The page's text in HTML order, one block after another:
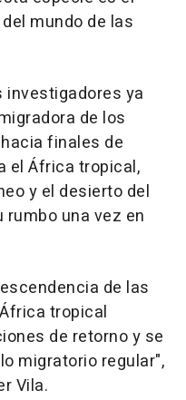
mundo de las
investigadores ya
de los
finales de
el África tropical,
y el desierto del
rumbo una vez en
de las
tropical
de retorno y se
migratorio regular",
Vila.